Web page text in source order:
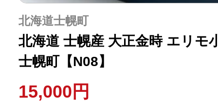
北海道士幌町
北海道 士幌産 大正金時 エリモ
士幌町【N08】
15,000円